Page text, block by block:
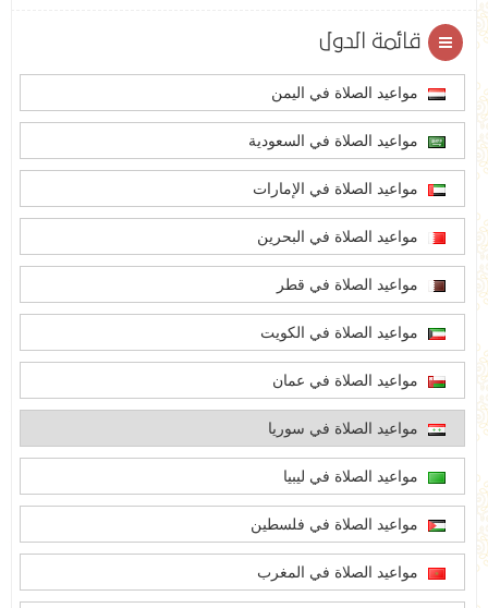
قائمة الدول
مواعيد الصلاة في اليمن
مواعيد الصلاة في السعودية
مواعيد الصلاة في الإمارات
مواعيد الصلاة في البحرين
مواعيد الصلاة في قطر
مواعيد الصلاة في الكويت
مواعيد الصلاة في عمان
مواعيد الصلاة في سوريا
مواعيد الصلاة في ليبيا
مواعيد الصلاة في فلسطين
مواعيد الصلاة في المغرب